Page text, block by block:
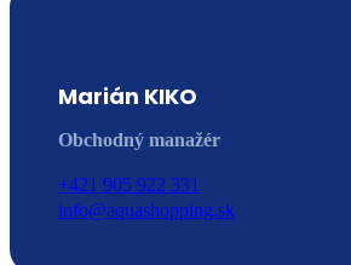
Marián KIKO
Obchodný manažér
+421 905 922 331
info@aquashopping.sk